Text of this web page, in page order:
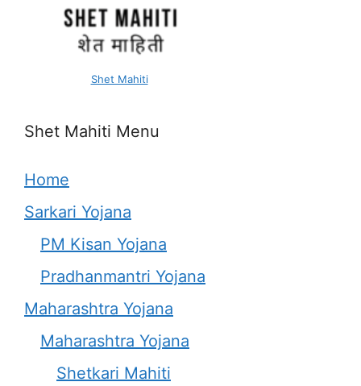
Shet Mahiti
Shet Mahiti Menu
Home
Sarkari Yojana
PM Kisan Yojana
Pradhanmantri Yojana
Maharashtra Yojana
Maharashtra Yojana
Shetkari Mahiti